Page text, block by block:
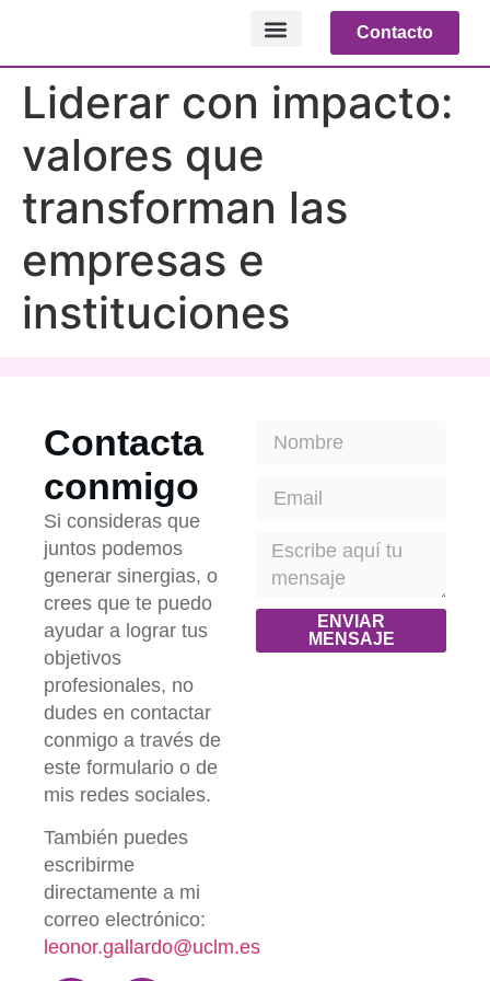
Contacto
Liderar con impacto:
valores que
transforman las
empresas e
instituciones
Contacta
conmigo
Si consideras que
juntos podemos
generar sinergias, o
crees que te puedo
ayudar a lograr tus
objetivos
profesionales, no
dudes en contactar
conmigo a través de
este formulario o de
mis redes sociales.
También puedes
escribirme
directamente a mi
correo electrónico:
leonor.gallardo@uclm.es
ENVIAR
MENSAJE